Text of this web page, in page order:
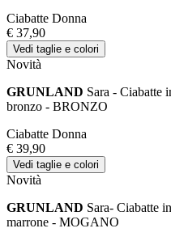
Ciabatte Donna
€ 37,90
Vedi taglie e colori
Novità
GRUNLAND Sara - Ciabatte
bronzo - BRONZO
Ciabatte Donna
€ 39,90
Vedi taglie e colori
Novità
GRUNLAND Sara- Ciabatte
marrone - MOGANO